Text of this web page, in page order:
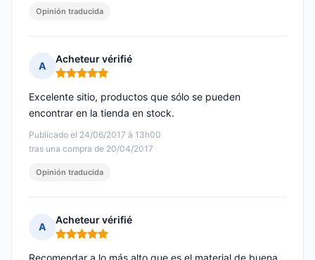
Opinión traducida
A
Acheteur vérifié
Nota: 5 de 5
Publicado el 24/06/2017 à 13h00
tras una compra de 20/04/2017
Excelente sitio, productos que sólo se pueden
encontrar en la tienda en stock.
Opinión traducida
A
Acheteur vérifié
Nota: 5 de 5